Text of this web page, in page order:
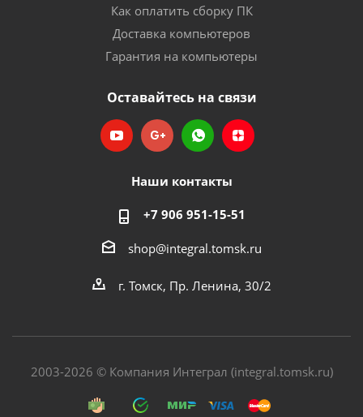
Как оплатить сборку ПК
Доставка компьютеров
Гарантия на компьютеры
Оставайтесь на связи
Наши контакты
+7 906 951-15-51
shop@integral.tomsk.ru
г. Томск, Пр. Ленина, 30/2
2003-2026 © Компания Интеграл (integral.tomsk.ru)